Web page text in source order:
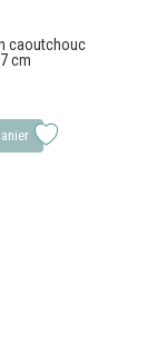
caoutchouc
cm